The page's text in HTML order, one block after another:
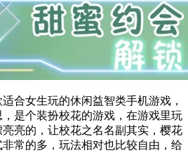
适合女生玩的休闲益智类手机游戏，
是个装扮校花的游戏，在游戏里玩
亮的，让校花之名名副其实，樱花
常的多，玩法相对也比较自由，给